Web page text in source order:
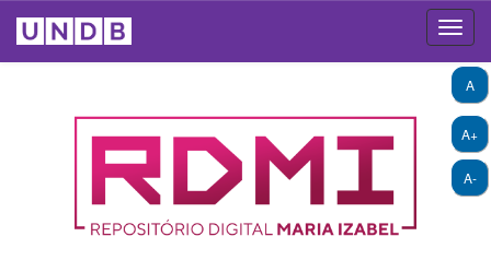
A+
A-
A